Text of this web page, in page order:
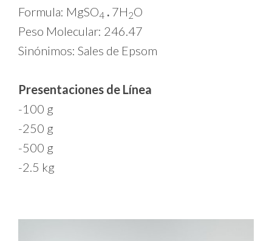
Formula: MgSO4 . 7H2O
Peso Molecular: 246.47
Sinónimos: Sales de Epsom
Presentaciones de Línea
-100 g
-250 g
-500 g
-2.5 kg